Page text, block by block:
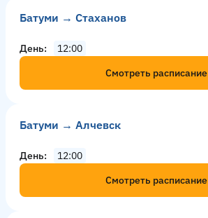
Батуми → Стаханов
День
12:00
Смотреть расписание
Батуми → Алчевск
День
12:00
Смотреть расписание